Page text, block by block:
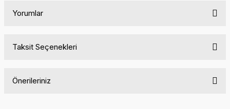
Yorumlar
Taksit Seçenekleri
Önerileriniz